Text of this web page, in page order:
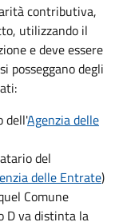
contributiva,
utilizzando il
e deve essere
posseggano degli
dell'Agenzia delle
del
delle Entrate)
Comune
D va distinta la